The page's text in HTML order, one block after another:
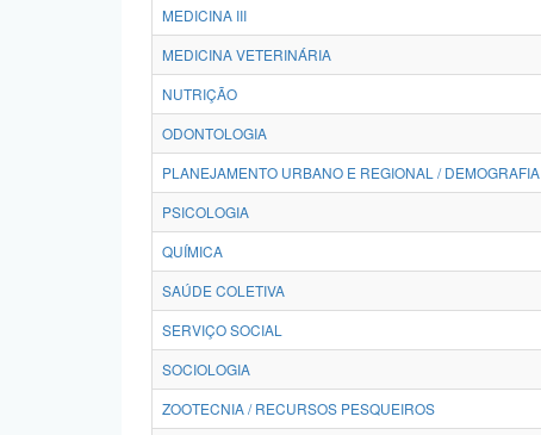
MEDICINA III
MEDICINA VETERINÁRIA
NUTRIÇÃO
ODONTOLOGIA
PLANEJAMENTO URBANO E REGIONAL / DEMOGRAFIA
PSICOLOGIA
QUÍMICA
SAÚDE COLETIVA
SERVIÇO SOCIAL
SOCIOLOGIA
ZOOTECNIA / RECURSOS PESQUEIROS